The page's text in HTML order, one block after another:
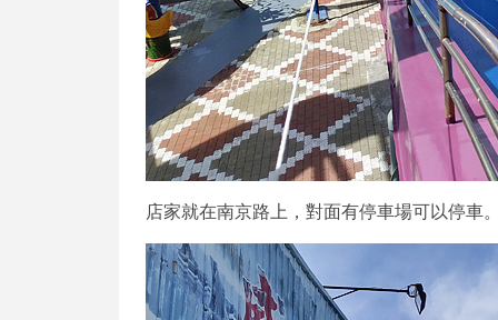
店家就在南京路上，對面有停車場可以停車